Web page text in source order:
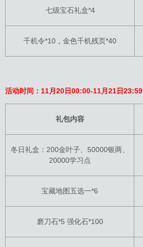
七级宝石礼盒*4
千机令*10，金色千机残页*40
活动时间：11月20日00:00-11月21日23:59
礼包内容
冬日礼盒：200金叶子、50000银两、
20000学习点
宝藏地图五选一*6
磨刀石*5 强化石*100